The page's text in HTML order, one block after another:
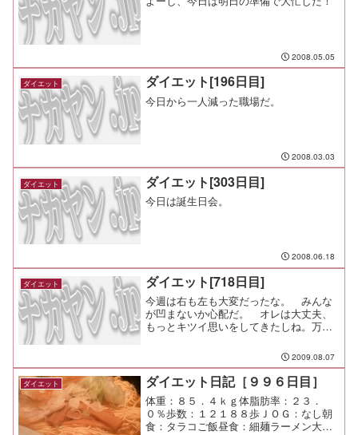
2008.05.05
ダイエット ダイエット[196日目]
今日から一人減った職場だ。
2008.03.03
ダイエット ダイエット[303日目]
今日は誕生日会。
2008.06.18
ダイエット ダイエット[718日目]
今週は右も左も大変だったな。 みんな
が凹まないか心配だ。 オレは大丈夫、
もっとキツイ思いをしてきたしね。万歩
2009.08.07
ダイエット ダイエット日記［９９６日目］
体重：８５．４ｋｇ体脂肪率：２３．
０％歩数：１２１８８歩ＪＯＧ：なし朝
食：タラコご飯昼食：細麺ラーメン大盛